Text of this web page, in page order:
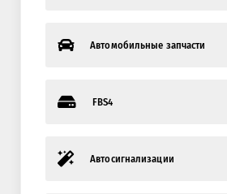
Автомобильные запчасти
FBS4
Автосигнализации